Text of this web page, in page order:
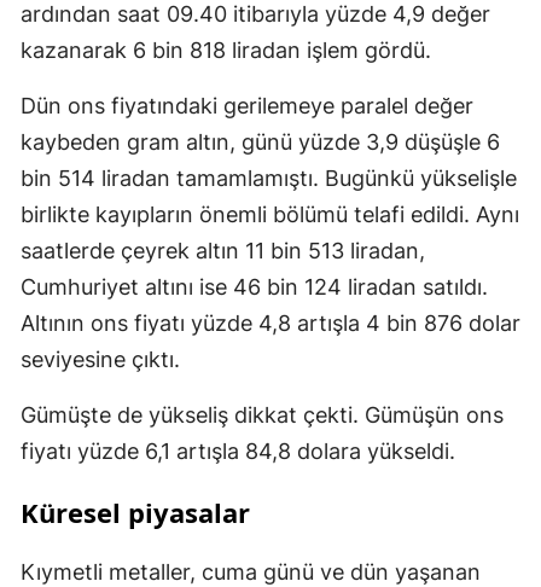
ardından saat 09.40 itibarıyla yüzde 4,9 değer
kazanarak 6 bin 818 liradan işlem gördü.
Dün ons fiyatındaki gerilemeye paralel değer
kaybeden gram altın, günü yüzde 3,9 düşüşle 6
bin 514 liradan tamamlamıştı. Bugünkü yükselişle
birlikte kayıpların önemli bölümü telafi edildi. Aynı
saatlerde çeyrek altın 11 bin 513 liradan,
Cumhuriyet altını ise 46 bin 124 liradan satıldı.
Altının ons fiyatı yüzde 4,8 artışla 4 bin 876 dolar
seviyesine çıktı.
Gümüşte de yükseliş dikkat çekti. Gümüşün ons
fiyatı yüzde 6,1 artışla 84,8 dolara yükseldi.
Küresel piyasalar
Kıymetli metaller, cuma günü ve dün yaşanan